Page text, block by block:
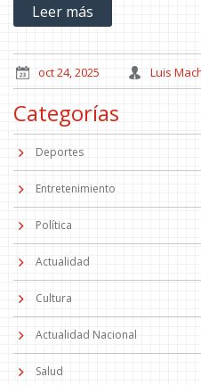
Leer más
oct 24, 2025 Luis
Categorías
Deportes
Entretenimiento
Política
Actualidad
Cultura
Actualidad Nacional
Salud